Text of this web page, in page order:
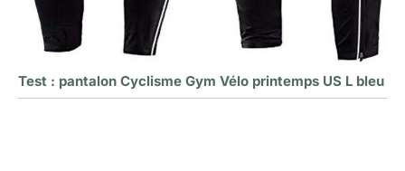
Test : pantalon Cyclisme Gym Vélo printemps US L bleu